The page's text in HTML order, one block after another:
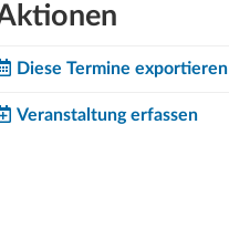
Diese Termine exportieren
Veranstaltung erfassen